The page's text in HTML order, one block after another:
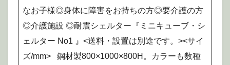
なお子様◎身体に障害をお持ちの方◎要介護の方
◎介護施設 ◎耐震シェルター『ミニキューブ・シ
ェルター No1 』<送料・設置は別途です。><サイ
ズ/mm> 鋼材製800×1000×800H。カラーも数種